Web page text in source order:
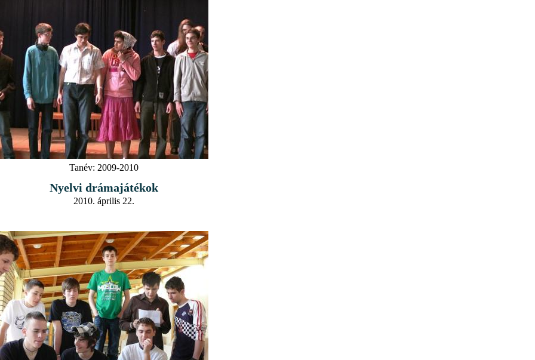
Tanév: 2009-2010
Nyelvi drámajátékok
2010. április 22.